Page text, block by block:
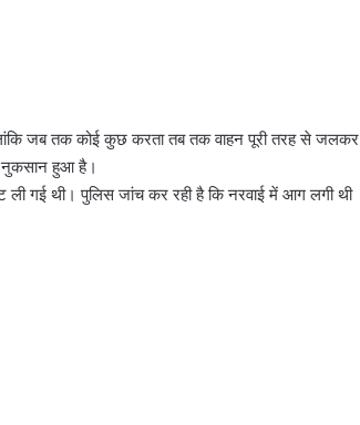
जब तक कोई कुछ करता तब तक वाहन पूरी तरह से जलकर
नुकसान हुआ है।
गई थी। पुलिस जांच कर रही है कि नरवाई में आग लगी थी